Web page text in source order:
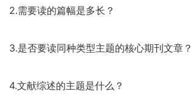
2.需要读的篇幅是多长？
3.是否要读同种类型主题的核心期刊文章？
4.文献综述的主题是什么？